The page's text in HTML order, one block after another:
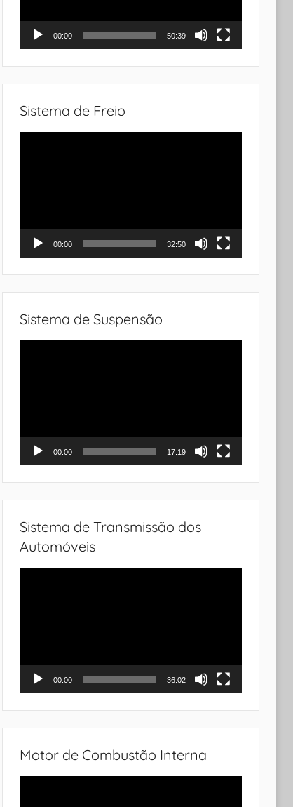
00:00 50:39
Sistema de Freio
00:00 32:50
Sistema de Suspensão
00:00 17:19
Sistema de Transmissão dos
Automóveis
00:00 36:02
Motor de Combustão Interna